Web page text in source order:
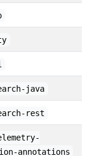
java
rest
annotations